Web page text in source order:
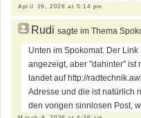
April 19, 2026 at 5:14 pm
Rudi sagte im Thema
Unten im Spokomat. Der
angezeigt, aber "dahinter" ist
landet auf http://
Adresse und die ist natürlich
den vorigen sinnlosen Post,